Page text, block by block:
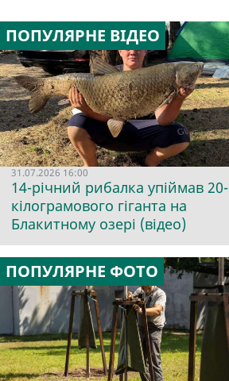
ПОПУЛЯРНЕ ВІДЕО
31.07.2026 16:00
14-річний рибалка упіймав 20-
кілограмового гіганта на
Блакитному озері (відео)
ПОПУЛЯРНЕ ФОТО